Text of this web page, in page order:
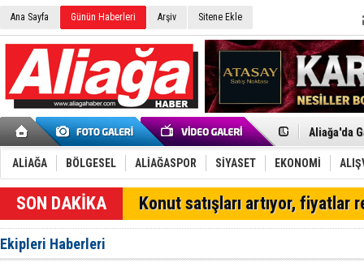
Ana Sayfa Günün Haberleri Arşiv Sitene Ekle
Aliağa'da
Furkan
Chp
AK Parti
SOCAR
Trafiği
Aliağa'daki
ALİAĞA BÖLGESEL ALİAĞASPOR SİYASET EKONOMİ
Konut satışları artıyor, fiyatlar
Ekipleri Haberleri